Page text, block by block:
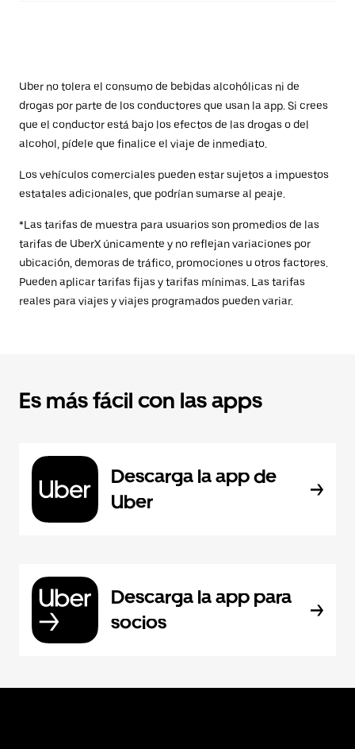
Uber no tolera el consumo de bebidas alcohólicas ni de
drogas por parte de los conductores que usan la app. Si crees
que el conductor está bajo los efectos de las drogas o del
alcohol, pídele que finalice el viaje de inmediato.
Los vehículos comerciales pueden estar sujetos a impuestos
estatales adicionales, que podrían sumarse al peaje.
*Las tarifas de muestra para usuarios son promedios de las
tarifas de UberX únicamente y no reflejan variaciones por
ubicación, demoras de tráfico, promociones u otros factores.
Pueden aplicar tarifas fijas y tarifas mínimas. Las tarifas
reales para viajes y viajes programados pueden variar.
Es más fácil con las apps
Descarga la app de
Uber
Descarga la app para
socios